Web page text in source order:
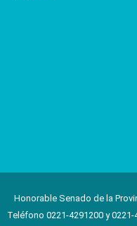
Honorable Senado de la
Teléfono 0221-4291200 y